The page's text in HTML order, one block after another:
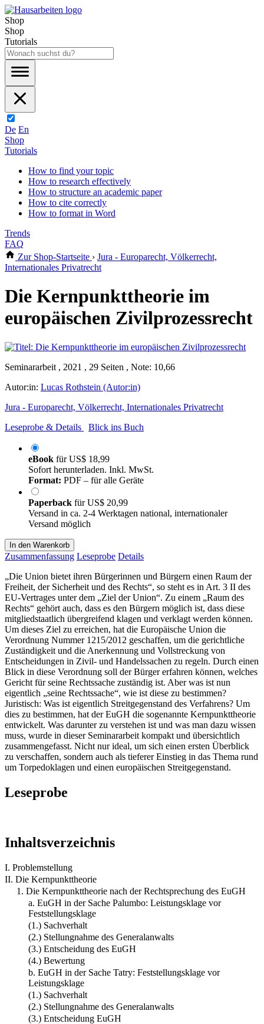
Shop
Shop
Tutorials
De En
Shop
Tutorials
How to find your topic
How to research effectively
How to structure an academic paper
How to cite correctly
How to format in Word
Trends
FAQ
Zur Shop-Startseite › Jura - Europarecht, Völkerrecht,
Internationales Privatrecht
Die Kernpunkttheorie im
europäischen Zivilprozessrecht
Seminararbeit , 2021 , 29 Seiten , Note: 10,66
Autor:in: Lucas Rothstein (Autor:in)
Jura - Europarecht, Völkerrecht, Internationales Privatrecht
Leseprobe & Details
Blick ins Buch
eBook fürUS$ 18,99
Sofort herunterladen. Inkl. MwSt.
Format: PDF – für alle Geräte
Paperback fürUS$ 20,99
Versand in ca. 2-4 Werktagen national, internationaler
Versand möglich
In den Warenkorb
Zusammenfassung Leseprobe Details
„Die Union bietet ihren Bürgerinnen und Bürgern einen Raum der
Freiheit, der Sicherheit und des Rechts“, so steht es in Art. 3 II des
EU-Vertrages unter dem „Ziel der Union“. Zu einem „Raum des
Rechts“ gehört auch, dass es den Bürgern möglich ist, dass diese
mitgliedstaatlich übergreifend klagen und verklagt werden können.
Um dieses Ziel zu erreichen, hat die Europäische Union die
Verordnung Nummer 1215/2012 geschaffen, um die gerichtliche
Zuständigkeit und die Anerkennung und Vollstreckung von
Entscheidungen in Zivil- und Handelssachen zu regeln. Durch einen
Blick in diese Verordnung soll der Bürger erfahren können, welches
Gericht für seine Rechtssache zuständig ist. Aber was ist nun
eigentlich „seine Rechtssache“, wie ist diese zu bestimmen?
Juristisch: Was ist eigentlich Streitgegenstand des Verfahrens? Um
dies zu bestimmen, hat der EuGH die sogenannte Kernpunkttheorie
entwickelt. Was darunter zu verstehen ist und was man dazu wissen
muss, wurde in dieser Seminararbeit kompakt und übersichtlich
zusammengefasst. Nicht nur ideal, um sich einen ersten Überblick
zu verschaffen, sondern auch als tieferer Einstieg in das Thema rund
um Torpedoklagen und einen europäischen Streitgegenstand.
Leseprobe
Inhaltsverzeichnis
I. Problemstellung
II. Die Kernpunkttheorie
1. Die Kernpunkttheorie nach der Rechtsprechung des EuGH
a. EuGH in der Sache Palumbo: Leistungsklage vor
Feststellungsklage
(1.) Sachverhalt
(2.) Stellungnahme des Generalanwalts
(3.) Entscheidung des EuGH
(4.) Bewertung
b. EuGH in der Sache Tatry: Feststellungsklage vor
Leistungsklage
(1.) Sachverhalt
(2.) Stellungnahme des Generalanwalts
(3.) Entscheidung EuGH